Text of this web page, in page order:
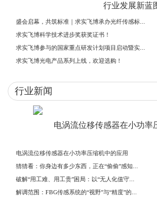
行业发展新蓝
盛会启幕，共筑标准｜求实飞博承办光纤传感标...
求实飞博科学技术进步奖获奖证书！
求实飞博参与的国家重点研发计划项目启动暨实...
求实飞博光电产品系列上线，欢迎选购！
行业新闻
电涡流位移传感器在小功率
电涡流位移传感器在小功率压缩机中的应用
猜猜看：你身边有多少东西，正在“偷偷”感知...
破解“用工难、用工贵”困局：以“无人化值守...
解调范围：FBG传感系统的“视野”与“精度”的...